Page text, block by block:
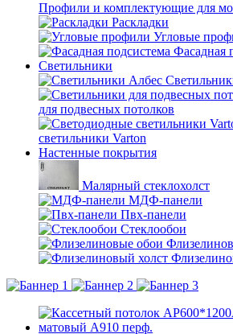
Профили и комплектующие для
Раскладки
Угловые
Фасадная
Светильники
для подвесных потолков
светильники Varton
Настенные покрытия
Малярный стеклохолст
МДФ-панели
Пвх-панели
Стеклообои